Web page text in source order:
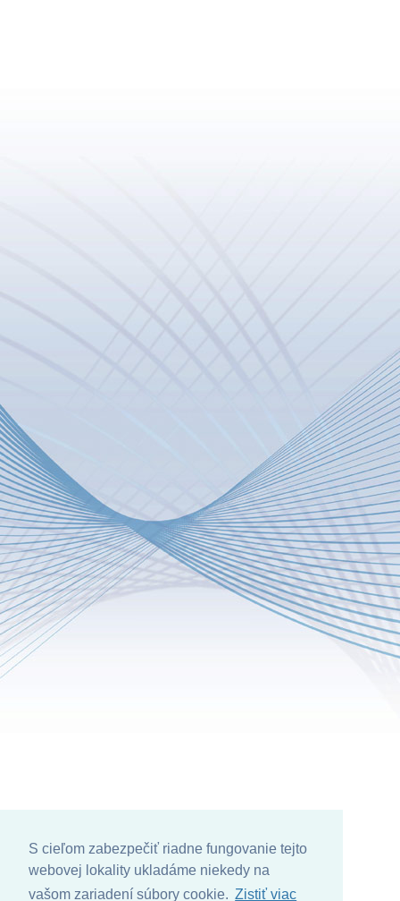
S cieľom zabezpečiť riadne fungovanie tejto
webovej lokality ukladáme niekedy na
vašom zariadení súbory cookie. Zistiť viac